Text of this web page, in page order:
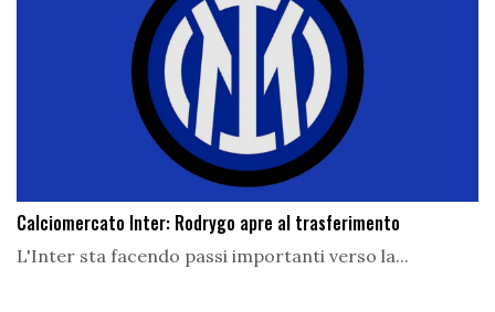
Calciomercato Inter: Rodrygo apre al trasferimento
L'Inter sta facendo passi importanti verso la...